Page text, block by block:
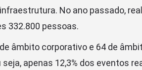
No ano passado,
332.800 pessoas.
âmbito corporativo e 64 de
apenas 12,3% dos eventos